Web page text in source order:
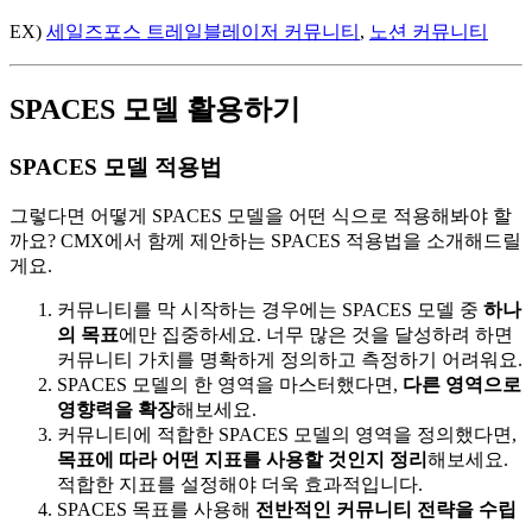
EX) 세일즈포스 트레일블레이저 커뮤니티 , 노션 커뮤니티
SPACES 모델 활용하기
SPACES 모델 적용법
그렇다면 어떻게 SPACES 모델을 어떤 식으로 적용해봐야 할
까요? CMX에서 함께 제안하는 SPACES 적용법을 소개해드릴
게요.
커뮤니티를 막 시작하는 경우에는 SPACES 모델 중 하나
의 목표에만 집중하세요. 너무 많은 것을 달성하려 하면
커뮤니티 가치를 명확하게 정의하고 측정하기 어려워요.
SPACES 모델의 한 영역을 마스터했다면, 다른 영역으로
영향력을 확장해보세요.
커뮤니티에 적합한 SPACES 모델의 영역을 정의했다면,
목표에 따라 어떤 지표를 사용할 것인지 정리 해보세요.
적합한 지표를 설정해야 더욱 효과적입니다.
SPACES 목표를 사용해 전반적인 커뮤니티 전략을 수립